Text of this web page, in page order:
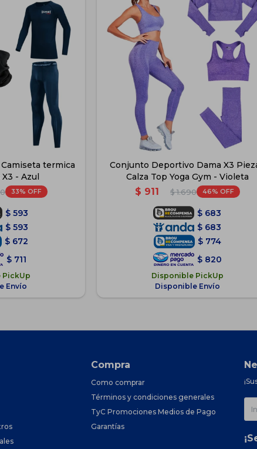
termica
- Azul
33
$ 593
$ 593
$ 672
$ 711
PickUp
Envío
Conjunto Deportivo Dama X3
Calza Top Yoga Gym - Violeta
$ 911 $ 1.690 46
$ 683
$ 683
$ 774
$ 820
Disponible PickUp
Disponible Envío
Compra
Como comprar
Términos y condiciones generales
TyC Promociones Medios de Pago
Garantías